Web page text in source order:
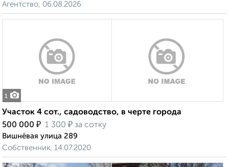
Агентство, 06.08.2026
1
Участок 4 сот., садоводство, в черте города
500 000 ₽ 1 300 ₽ за сотку
Вишнёвая улица 289
Собственник, 14.07.2020